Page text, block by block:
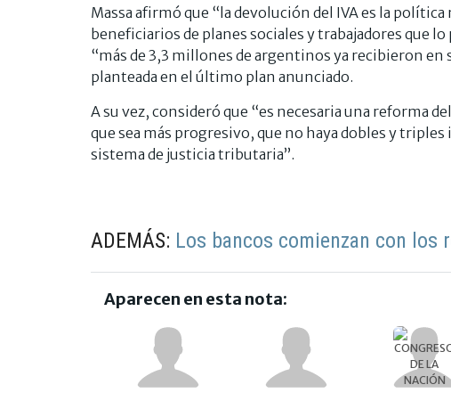
Massa afirmó que “la devolución del IVA es la
beneficiarios de planes sociales y trabajadores que
“más de 3,3 millones de argentinos ya recibieron en
planteada en el último plan anunciado.
A su vez, consideró que “es necesaria una reforma
que sea más progresivo, que no haya dobles y
sistema de justicia tributaria”.
ADEMÁS: Los bancos comienzan con los
Aparecen en esta nota: